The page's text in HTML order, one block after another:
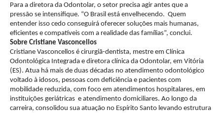
Para a diretora da Odontolar, o setor precisa agir antes que a
pressão se intensifique. “O Brasil está envelhecendo. Quem
entender isso cedo conseguirá oferecer soluções mais humanas,
eficientes e compatíveis com a realidade das famílias”, conclui.
Sobre Cristiane Vasconcellos
Cristiane Vasconcellos é cirurgiã-dentista, mestre em Clínica
Odontológica Integrada e diretora clínica da Odontolar, em Vitória
(ES). Atua há mais de duas décadas no atendimento odontológico
voltado à idosos, pessoas com deficiência e pacientes com
mobilidade reduzida, com foco em atendimentos hospitalares, em
instituições geriátricas e atendimento domiciliares. Ao longo da
carreira, consolidou sua atuação no Espírito Santo levando estrutura